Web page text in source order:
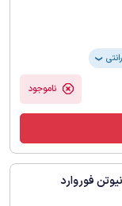
❯
ناموجود